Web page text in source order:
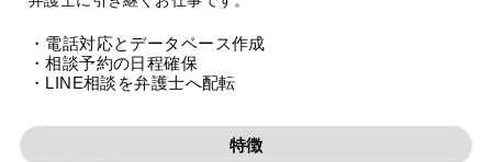
・電話対応とデータベース作成
・相談予約の日程確保
・LINE相談を弁護士へ配転
特徴
相談先情報サイト